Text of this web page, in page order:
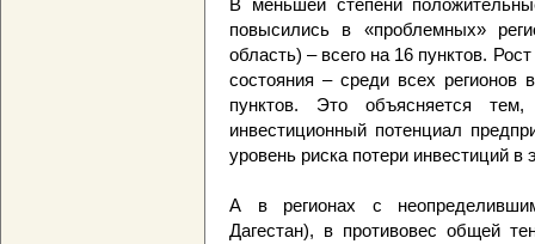
В меньшей степени
повысились в «проблемных»
область) – всего на 16 пунктов.
состояния – среди всех
пунктов. Это объясняется
инвестиционный потенциал
уровень риска потери инвестиций в
А в регионах с
Дагестан), в противовес общей